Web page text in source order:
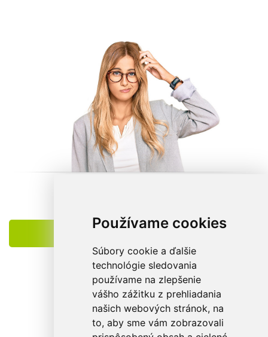
Používame cookies
Súbory cookie a ďalšie
technológie sledovania
používame na zlepšenie
vášho zážitku z prehliadania
našich webových stránok, na
to, aby sme vám zobrazovali